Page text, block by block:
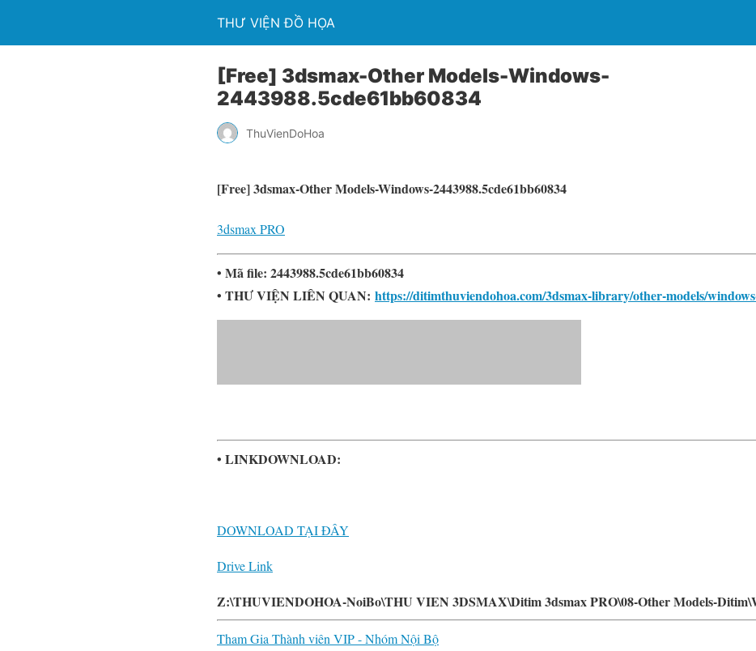
THƯ VIỆN ĐỒ HỌA
[Free] 3dsmax-Other Models-Windows-
2443988.5cde61bb60834
ThuVienDoHoa
[Free] 3dsmax-Other Models-Windows-2443988.5cde61bb60834
3dsmax PRO
• Mã file: 2443988.5cde61bb60834
• THƯ VIỆN LIÊN QUAN: https://ditimthuviendohoa.com/3dsmax-library/other-models/
• LINKDOWNLOAD:
DOWNLOAD TẠI ĐÂY
Drive Link
Z:\THUVIENDOHOA-NoiBo\THU VIEN 3DSMAX\Ditim 3dsmax PRO\08-Other Models-
Tham Gia Thành viên VIP - Nhóm Nội Bộ